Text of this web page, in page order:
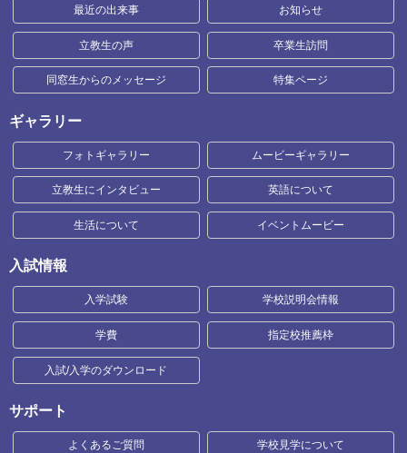
最近の出来事 お知らせ
立教生の声 卒業生訪問
同窓生からのメッセージ 特集ページ
ギャラリー
フォトギャラリー ムービーギャラリー
立教生にインタビュー 英語について
生活について イベントムービー
入試情報
入学試験 学校説明会情報
学費 指定校推薦枠
入試/入学のダウンロード
サポート
よくあるご質問 学校見学について